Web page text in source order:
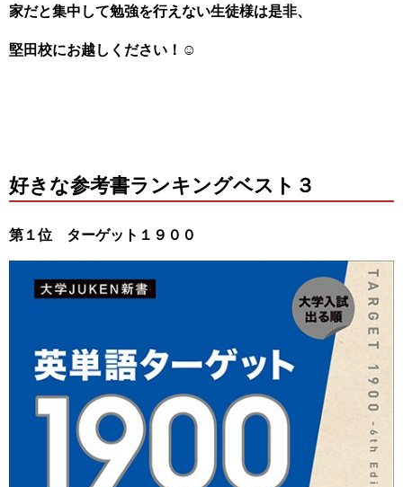
家だと集中して勉強を行えない生徒様は是非、
堅田校にお越しください！☺
好きな参考書ランキングベスト３
第１位 ターゲット１９００